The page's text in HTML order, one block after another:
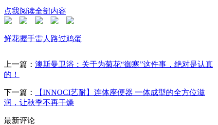
点我阅读全部内容
鲜花握手雷人 路过鸡蛋
上一篇： 澳斯曼卫浴：关于为菊花“御寒”这件事，绝对是认真
的！
下一篇：
【INNOCI艺耐】连体座便器 一体成型的全方位滋
润，让秋季不再干燥
最新评论